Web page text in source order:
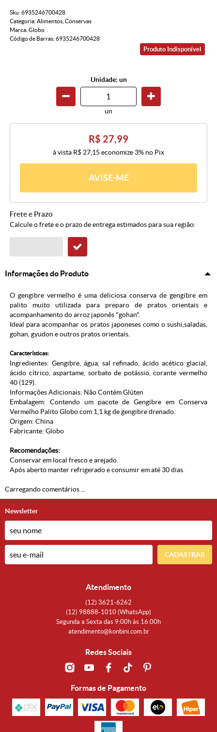
Sku:6935246700428
Categoria:Alimentos Conservas
Marca:Globo
Código de Barras:6935246700428
Produto Indisponível
Unidade: un
un
R$ 27,99
à vista R$ 27,15 economize 3% no Pix
AVISE-ME
Frete e Prazo
Calcule o frete e o prazo de entrega estimados para sua região:
Informações do Produto
O gengibre vermelho é uma deliciosa conserva de gengibre em
palito muito utilizada para preparo de pratos orientais e
acompanhamento do arroz japonês "gohan".
Ideal para acompanhar os pratos japoneses como o sushi,saladas,
gohan, gyudon e outros pratos orientais.
Características:
Ingredientes: Gengibre, água, sal refinado, ácido acético glacial,
ácido cítrico, aspartame, sorbato de potássio, corante vermelho
40 (129).
Informações Adicionais: Não Contém Glúten
Embalagem: Contendo um pacote de Gengibre em Conserva
Vermelho Palito Globo com 1,1 kg de gengibre drenado.
Origem: China
Fabricante: Globo
Recomendações:
Conservar em local fresco e arejado.
Após aberto manter refrigerado e consumir em até 30 dias.
Carregando comentários ...
Newsletter
CADASTRAR
Atendimento
(12) 3621-6262
(12) 98888-1010 (WhatsApp)
Segunda a Sexta das 9:00h às 16:00h
atendimento@konbini.com.br
Redes Sociais
Formas de Pagamento